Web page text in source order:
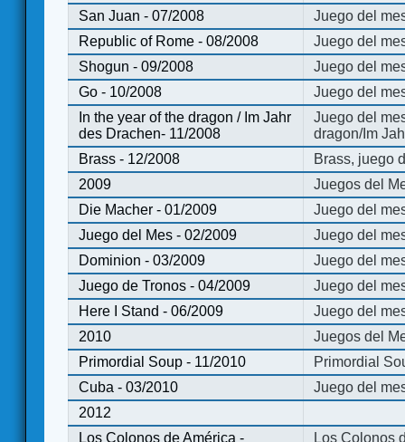
San Juan - 07/2008
Juego del
Republic of Rome - 08/2008
Juego del
Shogun - 09/2008
Juego del
Go - 10/2008
Juego del
In the year of the dragon / Im Jahr
des Drachen- 11/2008
Juego del
dragon/Im
Brass - 12/2008
Brass, juego
2009
Juegos del
Die Macher - 01/2009
Juego del
Juego del Mes - 02/2009
Juego del
Dominion - 03/2009
Juego del
Juego de Tronos - 04/2009
Juego del
Here I Stand - 06/2009
Juego del
2010
Juegos del
Primordial Soup - 11/2010
Primordial
Cuba - 03/2010
Juego del
2012
Los Colonos de América -
Los Colonos